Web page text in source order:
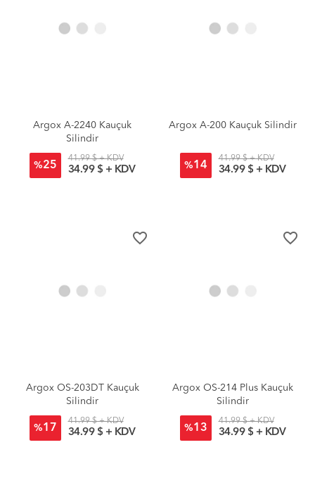
Argox A-2240 Kauçuk
Silindir
%25
41.99 $ + KDV
34.99 $ + KDV
Argox A-200 Kauçuk Silindir
%14
41.99 $ + KDV
34.99 $ + KDV
favorite_border
Argox OS-203DT Kauçuk
Silindir
%17
41.99 $ + KDV
34.99 $ + KDV
favorite_border
Argox OS-214 Plus Kauçuk
Silindir
%13
41.99 $ + KDV
34.99 $ + KDV